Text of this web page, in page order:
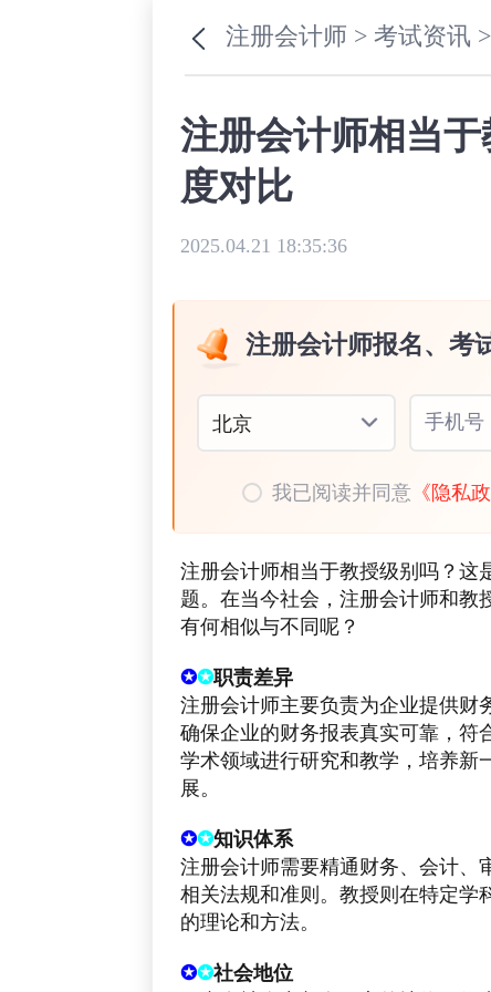
注册会计师 >考试资讯 >
注册会计师相当
度对比
2025.04.21 18:35:36
注册会计师报名、考
北京 手机号
我已阅读并同意 《隐私
注册会计师相当于教授级别吗？这
题。在当今社会，注册会计师和教
有何相似与不同呢？
✪✪职责差异
注册会计师主要负责为企业提供财
确保企业的财务报表真实可靠，符
学术领域进行研究和教学，培养新
展。
✪✪知识体系
注册会计师需要精通财务、会计、
相关法规和准则。教授则在特定学
的理论和方法。
✪✪社会地位